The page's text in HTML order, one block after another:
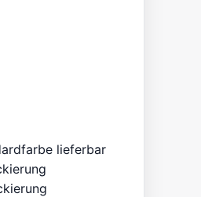
lieferbar